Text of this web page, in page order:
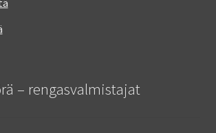
– rengasvalmistajat